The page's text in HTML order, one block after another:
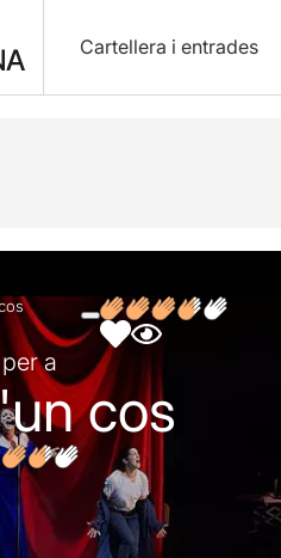
Cartellera i entrades
Fotos i vídeos
a
cos